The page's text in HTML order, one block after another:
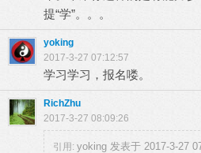
提“学”。。。
yoking
2017-3-27 07:12:57
学习学习，报名喽。
RichZhu
2017-3-27 08:09:26
引用: yoking 发表于 2017-3-27